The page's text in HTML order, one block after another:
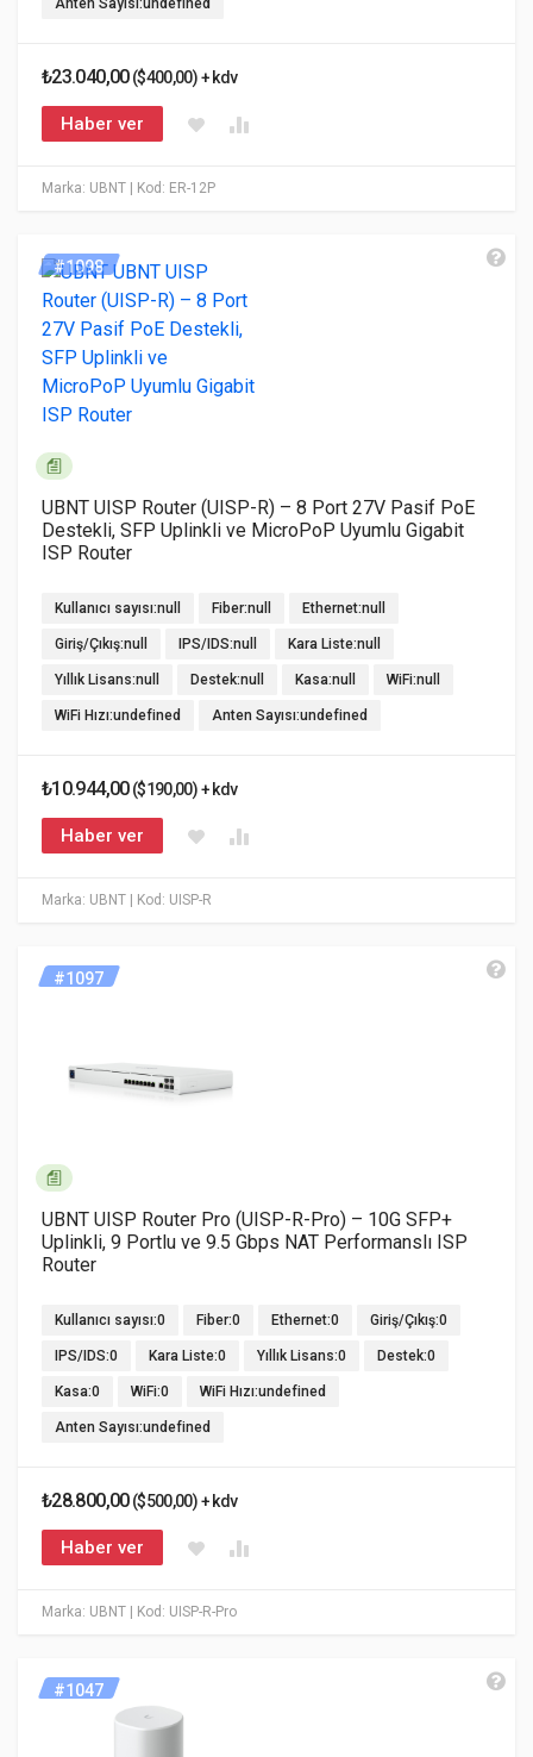
Marka: UBNT | Kod: ER-12P
Anten Sayısı:undefined
₺23.040,00($400,00) + kdv
Haber ver
Marka: UBNT | Kod: UISP-R
#1098
UBNT UISP Router (UISP-R) – 8 Port 27V Pasif PoE
Destekli, SFP Uplinkli ve MicroPoP Uyumlu Gigabit
ISP Router
Kullanıcı sayısı:null Fiber:null Ethernet:null
Giriş/Çıkış:null IPS/IDS:null Kara Liste:null
Yıllık Lisans:null Destek:null Kasa:null WiFi:null
WiFi Hızı:undefined Anten Sayısı:undefined
₺10.944,00($190,00) + kdv
Haber ver
Marka: UBNT | Kod: UISP-R-Pro
#1097
UBNT UISP Router Pro (UISP-R-Pro) – 10G SFP+
Uplinkli, 9 Portlu ve 9.5 Gbps NAT Performanslı ISP
Router
Kullanıcı sayısı:0 Fiber:0 Ethernet:0 Giriş/Çıkış:0
IPS/IDS:0 Kara Liste:0 Yıllık Lisans:0 Destek:0
Kasa:0 WiFi:0 WiFi Hızı:undefined
Anten Sayısı:undefined
₺28.800,00($500,00) + kdv
Haber ver
#1047